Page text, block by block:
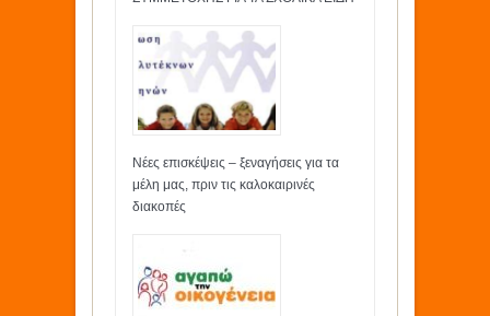
Νέες επισκέψεις – ξεναγήσεις για τα
μέλη μας, πριν τις καλοκαιρινές
διακοπές